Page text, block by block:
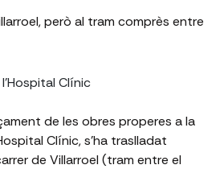
però al tram comprès entre
de les obres properes a la
Clínic, s'ha traslladat
de Villarroel (tram entre el